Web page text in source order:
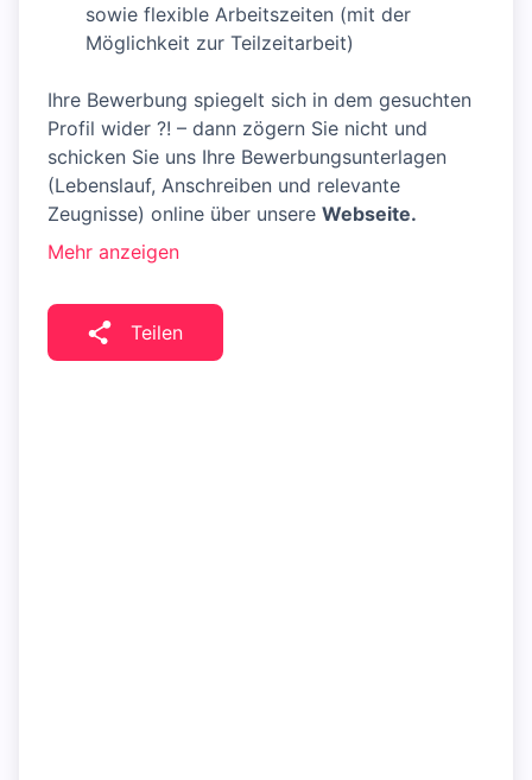
sowie flexible Arbeitszeiten (mit der
Möglichkeit zur Teilzeitarbeit)
Ihre Bewerbung spiegelt sich in dem gesuchten
Profil wider ?! – dann zögern Sie nicht und
schicken Sie uns Ihre Bewerbungsunterlagen
(Lebenslauf, Anschreiben und relevante
Zeugnisse) online über unsere Webseite.
Mehr anzeigen
Teilen